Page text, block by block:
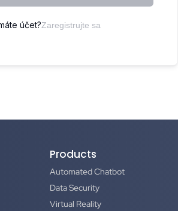
účet?Zaregistrujte sa
Products
Automated Chatbot
Data Security
Virtual Reality